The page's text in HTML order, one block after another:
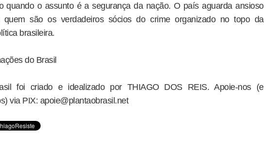
quando o assunto é a segurança da nação. O país aguarda ansioso
quem são os verdadeiros sócios do crime organizado no topo da
brasileira.
do Brasil
foi criado e idealizado por THIAGO DOS REIS. Apoie-nos (e
via PIX: apoie@plantaobrasil.net